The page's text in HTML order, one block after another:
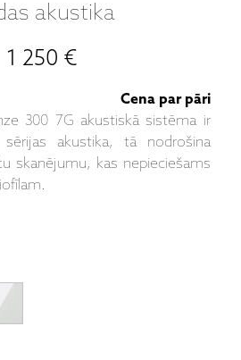
akustika
1 250 €
Cena par pāri
300 7G akustiskā sistēma ir
akustika, tā nodrošina
skanējumu, kas nepieciešams